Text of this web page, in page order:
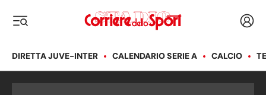
Corriere dello
DIRETTA JUVE-INTER CALENDARIO SERIE A CALCIO